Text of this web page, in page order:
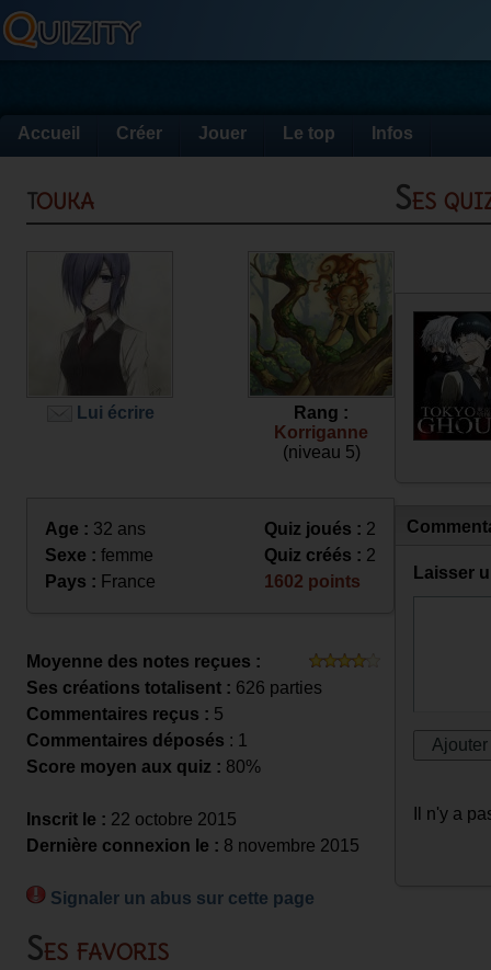
Accueil Créer Jouer Le top Infos
touka
Lui écrire
Rang :
Korriganne
(niveau 5)
Age : 32 ans
Sexe : femme
Pays : France
Quiz joués : 2
Quiz créés : 2
1602 points
Moyenne des notes reçues :
Ses créations totalisent : 626 parties
Commentaires reçus : 5
Commentaires déposés : 1
Score moyen aux quiz : 80%
Inscrit le : 22 octobre 2015
Dernière connexion le : 8 novembre 2015
Signaler un abus sur cette page
Ses favoris
Ses
Laisser
Il n'y a